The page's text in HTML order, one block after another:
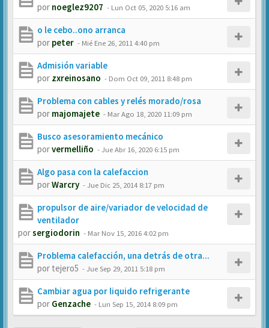
por noeglez9207 - Lun Oct 05, 2020 5:16 am
o le cebo..ono arranca
por peter - Mié Ene 26, 2011 4:40 pm
Admisión variable
por zxreinosano - Dom Oct 09, 2011 8:48 pm
Problema con cables y relés morado/rosa
por majomajete - Mar Ago 18, 2020 11:09 pm
Busco asesoramiento mecánico
porvermelliño -Jue Abr 16, 2020 6:15 pm
Algo pasa con la calefaccion
porWarcry -Jue Dic 25, 2014 8:17 pm
propulsor de aire/variador de velocidad de
ventilador
porsergiodorin - Mar Nov 15, 2016 4:02 pm
Problema calefacción, una detrás de otra...
por tejero5 -Jue Sep 29, 2011 5:18 pm
Cambiar agua por liquido refrigerante
por Genzache - Lun Sep 15, 2014 8:09 pm